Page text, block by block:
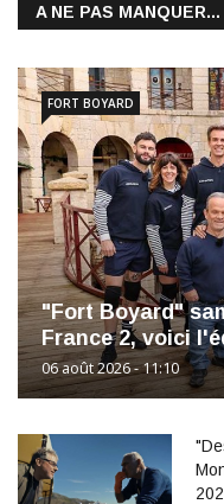
A NE PAS MANQUER...
"Fort Boyard"
France 2, voici
06 août 2026 - 11:10
FORT BOYARD